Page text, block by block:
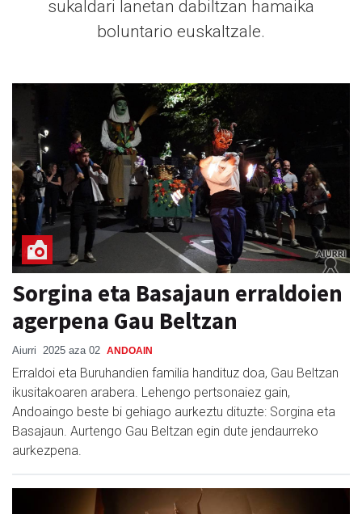
sukaldari lanetan dabiltzan hamaika
boluntario euskaltzale.
Sorgina eta Basajaun erraldoien
agerpena Gau Beltzan
Aiurri 2025 aza 02 ANDOAIN
Erraldoi eta Buruhandien familia handituz doa, Gau Beltzan
ikusitakoaren arabera. Lehengo pertsonaiez gain,
Andoaingo beste bi gehiago aurkeztu dituzte: Sorgina eta
Basajaun. Aurtengo Gau Beltzan egin dute jendaurreko
aurkezpena.